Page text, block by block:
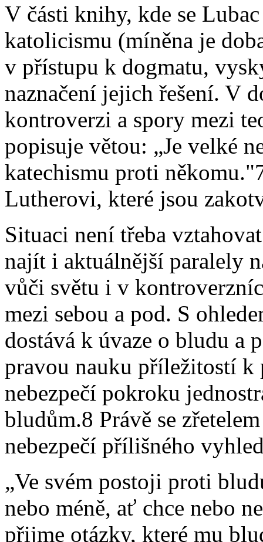
V části knihy, kde se
katolicismu (míněna je
v přístupu k dogmatu,
naznačení jejich řešení. V
kontroverzi a spory mezi
popisuje větou: „Je velké
katechismu proti
Lutherovi, které jsou
Situaci není třeba
najít i aktuálnější paralely
vůči světu i v
mezi sebou a pod. S
dostává k úvaze o bludu a
pravou nauku příležitostí k
nebezpečí pokroku
bludům.8 Právě se
nebezpečí přílišného
„Ve svém postoji proti
nebo méně, ať chce nebo
přijme otázky, které mu